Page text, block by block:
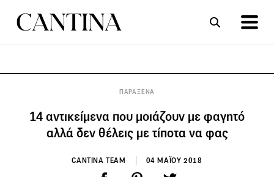
ΠΑΡΑΞΕΝΑ
14 αντικείμενα που μοιάζουν με φαγητό
αλλά δεν θέλεις με τίποτα να φας
CANTINA TEAM 04 ΜΑΪΟΥ 2018